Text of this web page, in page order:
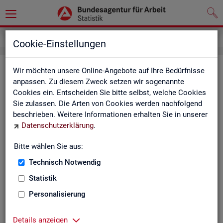
Cookie-Einstellungen
Wir möchten unsere Online-Angebote auf Ihre Bedürfnisse
anpassen. Zu diesem Zweck setzen wir sogenannte
Cookies ein. Entscheiden Sie bitte selbst, welche Cookies
Sie zulassen. Die Arten von Cookies werden nachfolgend
beschrieben. Weitere Informationen erhalten Sie in unserer
Datenschutzerklärung.
Bitte wählen Sie aus:
Technisch Notwendig
Statistik
Personalisierung
Details anzeigen
Kon­takt
Nut­zen Sie die Mög­lich­keit mit uns in Kon­takt zu tre­ten!
Sie haben Fra­gen zum An­ge­bot?
Sie be­nö­ti­gen auf Ihre Fra­ge­stel­lung zu­ge­schnit­te­ne Son­der­
Ihr Sta­tis­tik-Ser­vice hilft Ihnen wei­ter!
Zen­tra­ler Sta­tis­tik-Ser­vice